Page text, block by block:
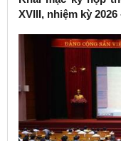
XVIII, nhiệm kỳ 2026